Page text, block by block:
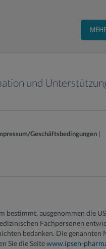
und
Geschäftsbedingungen |
ausgenommen die
Fachpersonen
bedanken. Die
Sie die Seitewww.ipsen-